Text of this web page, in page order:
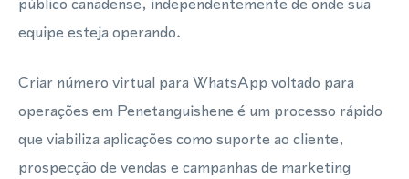
equipe esteja operando.
Criar número virtual para WhatsApp voltado para
operações em Penetanguishene é um processo rápido
que viabiliza aplicações como suporte ao cliente,
prospecção de vendas e campanhas de marketing